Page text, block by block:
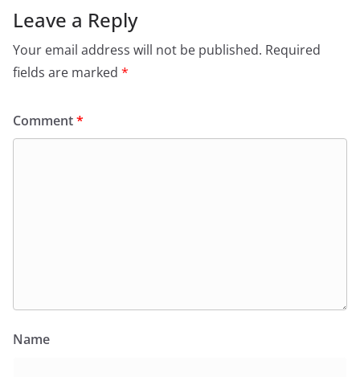
Leave a Reply
Your email address will not be published. Required
fields are marked *
Comment*
Name